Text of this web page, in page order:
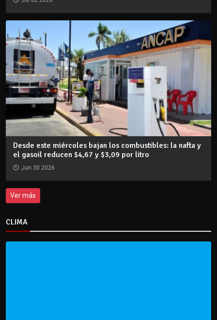
Desde este miércoles bajan los combustibles: la nafta y
el gasoil reducen $4,67 y $3,09 por litro
Jun 30 2026
Ver más
CLIMA